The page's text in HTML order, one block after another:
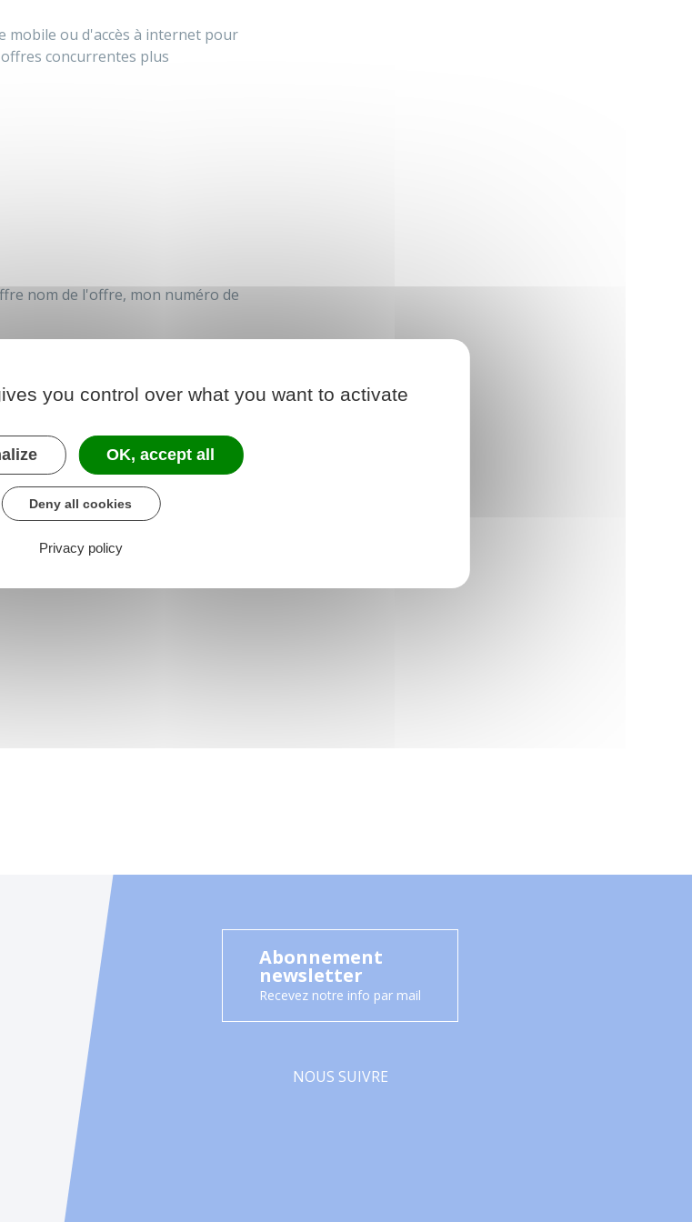
mobile ou d'accès à internet pour
concurrentes plus
nom de l'offre, mon numéro de
francs à compter de la
Abonnement
newsletter
Recevez notre info par mail
NOUS SUIVRE
you control over what you want to activate
OK, accept all
Deny all cookies
Privacy policy